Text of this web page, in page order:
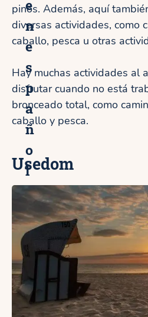
e
n
e
s
p
a
ñ
o
l
pinos. Además, aquí
diversas actividades, como
caballo, pesca u otras
Hay muchas actividades al
disfrutar cuando no está
bronceado total, como
caballo y pesca.
Usedom